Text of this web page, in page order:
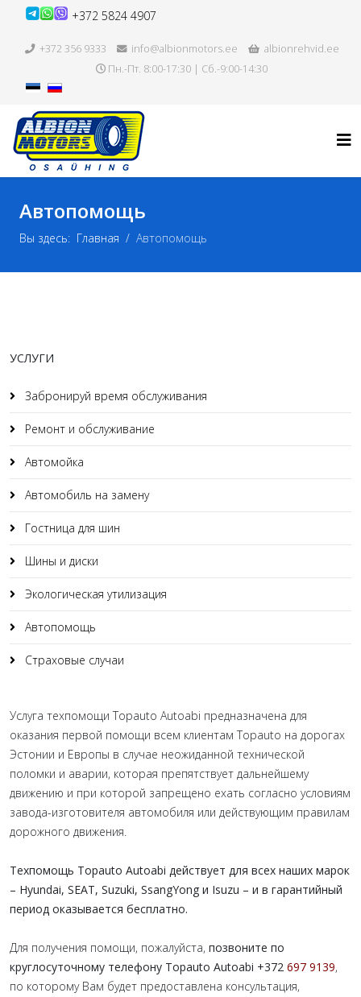
+372 5824 4907
+372 356 9333 info@albionmotors.ee
albionrehvid.ee
Пн.-Пт. 8:00-17:30 | Сб.-9:00-14:30
Автопомощь
Вы здесь: Главная Автопомощь
УСЛУГИ
Забронируй время обслуживания
Ремонт и обслуживание
Автомойка
Автомобиль на замену
Гостница для шин
Шины и диски
Экологическая утилизация
Автопомощь
Страховые случаи
Услуга техпомощи Topauto Autoabi предназначена для
оказания первой помощи всем клиентам Topauto на дорогах
Эстонии и Европы в случае неожиданной технической
поломки и аварии, которая препятствует дальнейшему
движению и при которой запрещено ехать согласно условиям
завода-изготовителя автомобиля или действующим правилам
дорожного движения.
Техпомощь Topauto Autoabi действует для всех наших марок
– Hyundai, SEAT, Suzuki, SsangYong и Isuzu – и в гарантийный
период оказывается бесплатно.
Для получения помощи, пожалуйста, позвоните по
круглосуточному телефону Topauto Autoabi +372 697 9139,
по которому Вам будет предоставлена консультация,